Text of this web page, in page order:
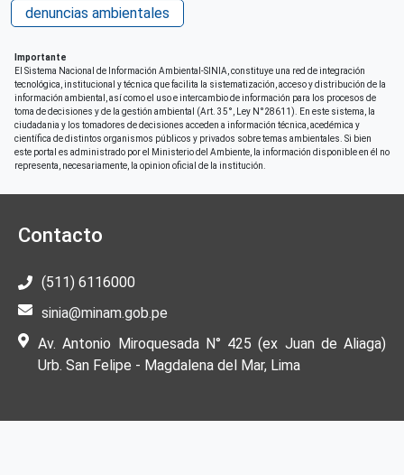
denuncias ambientales
Importante
El Sistema Nacional de Información Ambiental-SINIA, constituye una red de integración
tecnológica, institucional y técnica que facilita la sistematización, acceso y distribución de la
información ambiental, así como el uso e intercambio de información para los procesos de
toma de decisiones y de la gestión ambiental (Art. 35°, Ley N°28611). En este sistema, la
ciudadania y los tomadores de decisiones acceden a información técnica, acedémica y
científica de distintos organismos públicos y privados sobre temas ambientales. Si bien
este portal es administrado por el Ministerio del Ambiente, la información disponible en él no
representa, necesariamente, la opinion oficial de la institución.
Contacto
(511) 6116000
sinia@minam.gob.pe
Av. Antonio Miroquesada N° 425 (ex Juan de Aliaga)
Urb. San Felipe - Magdalena del Mar, Lima